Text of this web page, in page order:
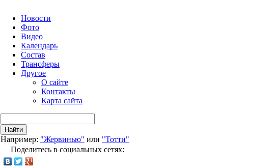
Новости
Фото
Видео
Календарь
Состав
Трансферы
Другое
О сайте
Контакты
Карта сайта
Найти
Например: "Жервинью" или "Тотти"
Поделитесь в социальных сетях: